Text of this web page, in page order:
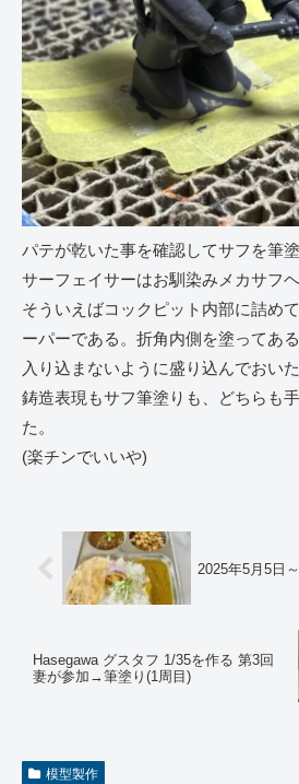
パテが乾いた事を確認してサフを筆塗
サーフェイサーはお馴染みメカサフヘ
そういえばコックピット内部に詰め
ーパーである。折角内側を塗ってあ
入り込まないように盛り込んでおいた
鋳造表現もサフ筆塗りも、どちらも
た。
(楽チンでいいや)
2025年5月5日
Hasegawa グスタフ 1/35を作る 第3回
妻が参加→筆塗り(1周目)
模型製作